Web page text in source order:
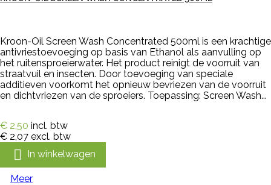
Kroon-Oil Screen Wash Concentrated 500ml is een krachtige
antivriestoevoeging op basis van Ethanol als aanvulling op
het ruitensproeierwater. Het product reinigt de voorruit van
straatvuil en insecten. Door toevoeging van speciale
additieven voorkomt het opnieuw bevriezen van de voorruit
en dichtvriezen van de sproeiers. Toepassing: Screen Wash...
€ 2,50 incl. btw
€ 2,07 excl. btw
 In winkelwagen
Meer